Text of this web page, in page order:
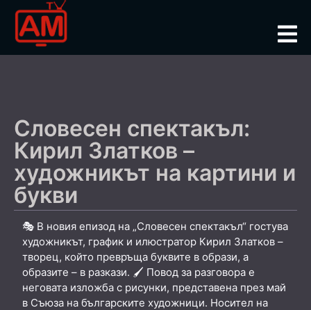
Словесен спектакъл:
Кирил Златков –
художникът на картини и
букви
🎭 В новия епизод на „Словесен спектакъл“ гостува
художникът, график и илюстратор Кирил Златков –
творец, който превръща буквите в образи, а
образите – в разкази. 🖌️ Повод за разговора е
неговата изложба с рисунки, представена през май
в Съюза на българските художници. Носител на